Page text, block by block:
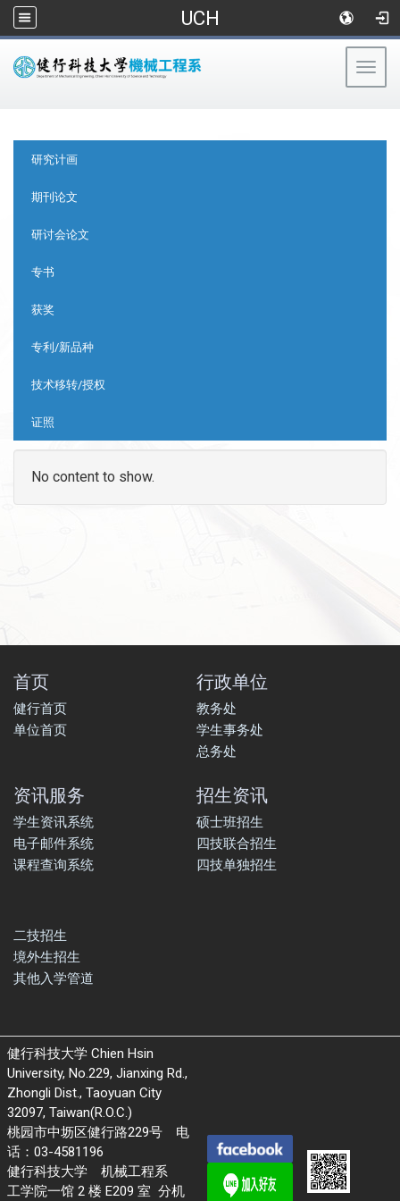
UCH
研究计画
期刊论文
研讨会论文
专书
获奖
专利/新品种
技术移转/授权
证照
No content to show.
首页
健行首页
单位首页
行政单位
教务处
学生事务处
总务处
资讯服务
学生资讯系统
电子邮件系统
课程查询系统
招生资讯
硕士班招生
四技联合招生
四技单独招生
二技招生
境外生招生
其他入学管道
健行科技大学 Chien Hsin
University, No.229, Jianxing Rd.,
Zhongli Dist., Taoyuan City
32097, Taiwan(R.O.C.)
桃园市中坜区健行路229号 电
话：03-4581196
健行科技大学 机械工程系
工学院一馆 2 楼 E209 室 分机